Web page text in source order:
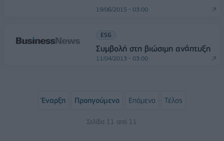
19/06/2015 - 03:00
ESG
Συμβολή στη βιώσιμη ανάπτυξη
11/04/2013 - 03:00
Έναρξη Προηγούμενο Επόμενο Τέλος
Σελίδα 11 από 11